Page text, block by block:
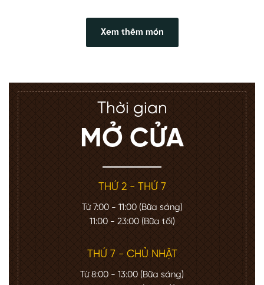
Xem thêm món
Thời gian
MỞ CỬA
THỨ 2 - THỨ 7
Từ 7:00 - 11:00 (Bữa sáng)
11:00 - 23:00 (Bữa tối)
THỨ 7 - CHỦ NHẬT
Từ 8:00 - 13:00 (Bữa sáng)